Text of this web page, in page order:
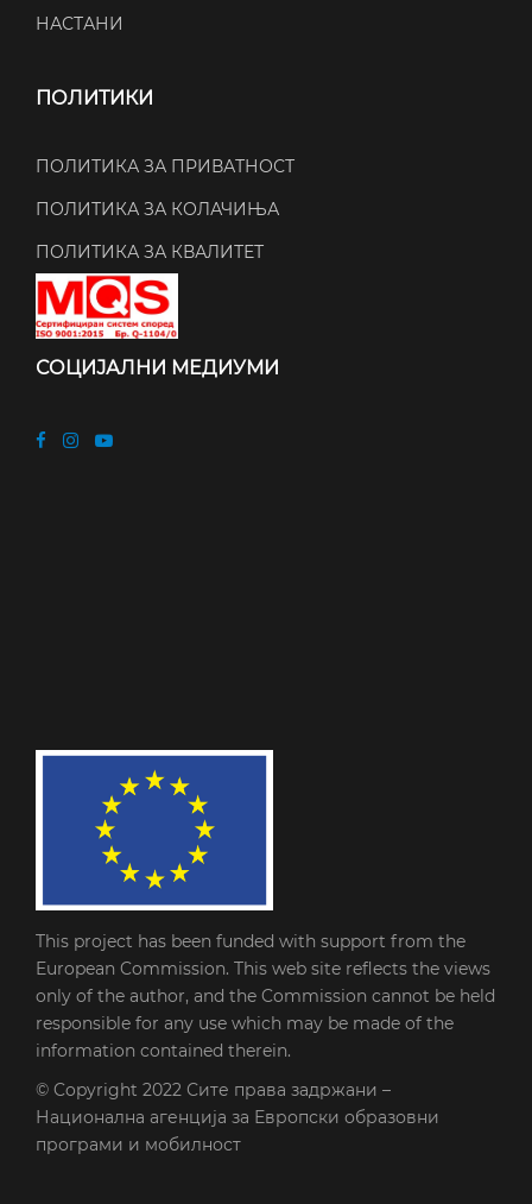
НАСТАНИ
ПОЛИТИКИ
ПОЛИТИКА ЗА ПРИВАТНОСТ
ПОЛИТИКА ЗА КОЛАЧИЊА
ПОЛИТИКА ЗА КВАЛИТЕТ
СОЦИЈАЛНИ МЕДИУМИ
This project has been funded with support from the
European Commission. This web site reflects the views
only of the author, and the Commission cannot be held
responsible for any use which may be made of the
information contained therein.
© Copyright 2022 Сите права задржани –
Национална агенција за Европски образовни
програми и мобилност